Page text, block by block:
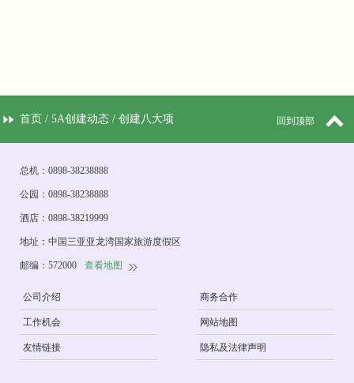
首页 / 5A创建动态 / 创建八大项
概括
回到顶部
总机：0898-38238888
公园：0898-38238888
酒店：0898-38219999
地址：中国三亚亚龙湾国家旅游度假区
邮编：572000 查看地图
公司介绍 商务合作
工作机会 网站地图
友情链接 隐私及法律声明